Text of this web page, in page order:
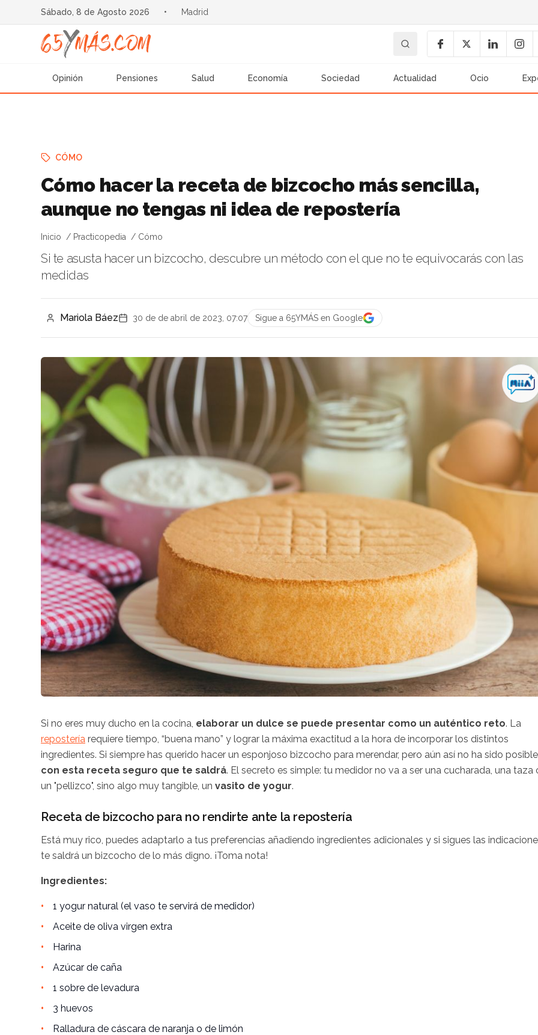
Sábado, 8 de Agosto 2026 • Madrid
Opinión Pensiones Salud Economía Sociedad Actualidad Ocio
CÓMO
Cómo hacer la receta de bizcocho más sencilla,
aunque no tengas ni idea de repostería
Inicio Practicopedia Cómo
Si te asusta hacer un bizcocho, descubre un método con el que no te equivocarás con las
medidas
Mariola Báez 30 de de abril de 2023, 07:07 Sigue a 65YMÁS en Google
Si no eres muy ducho en la cocina, elaborar un dulce se puede presentar como un auténtico reto. La
repostería requiere tiempo, “buena mano” y lograr la máxima exactitud a la hora de incorporar los distintos
ingredientes. Si siempre has querido hacer un esponjoso bizcocho para merendar, pero aún así no ha sido posible,
con esta receta seguro que te saldrá. El secreto es simple: tu medidor no va a ser una cucharada, una taza
un "pellizco", sino algo muy tangible, un vasito de yogur.
Receta de bizcocho para no rendirte ante la repostería
Está muy rico, puedes adaptarlo a tus preferencias añadiendo ingredientes adicionales y si sigues las
te saldrá un bizcocho de lo más digno. ¡Toma nota!
Ingredientes:
1 yogur natural (el vaso te servirá de medidor)
Aceite de oliva virgen extra
Harina
Azúcar de caña
1 sobre de levadura
3 huevos
Ralladura de cáscara de naranja o de limón